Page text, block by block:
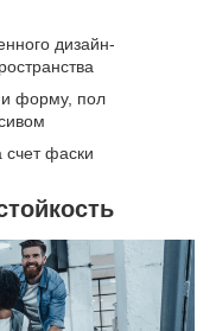
дизайн-
форму, пол
фаски